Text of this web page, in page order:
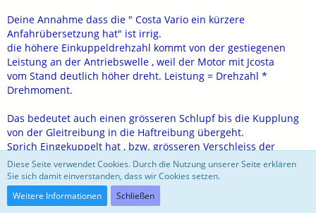
Deine Annahme dass die " Costa Vario ein kürzere
Anfahrübersetzung hat" ist irrig.
die höhere Einkuppeldrehzahl kommt von der gestiegenen
Leistung an der Antriebswelle , weil der Motor mit Jcosta
vom Stand deutlich höher dreht. Leistung = Drehzahl *
Drehmoment.
Das bedeutet auch einen grösseren Schlupf bis die Kupplung
von der Gleitreibung in die Haftreibung übergeht.
Sprich Eingekuppelt hat , bzw. grösseren Verschleiss der
Beläge
Gruss
Diese Seite verwendet Cookies. Durch die Nutzung unserer Seite erklären
Sie sich damit einverstanden, dass wir Cookies setzen.
Weitere Informationen
Schließen